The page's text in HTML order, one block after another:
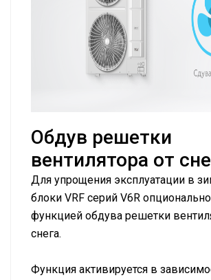
Обдув решетки
вентилятора от
Для упрощения эксплуатации в
блоки VRF серий V6R
функцией обдува решетки
снега.
Функция активируется в